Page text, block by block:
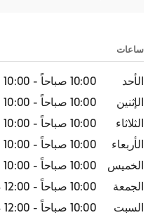
ساعات
الأحد 10:00 صباحاً - 10:00 مساءً
الإثنين
10:00 صباحاً - 10:00 مساءً
الثلاثاء
10:00 صباحاً - 10:00 مساءً
الأربعاء
10:00 صباحاً - 10:00 مساءً
الخميس
10:00 صباحاً - 10:00 مساءً
الجمعة
10:00 صباحاً - 12:00 صباحاً
السبت
10:00 صباحاً - 12:00 صباحاً